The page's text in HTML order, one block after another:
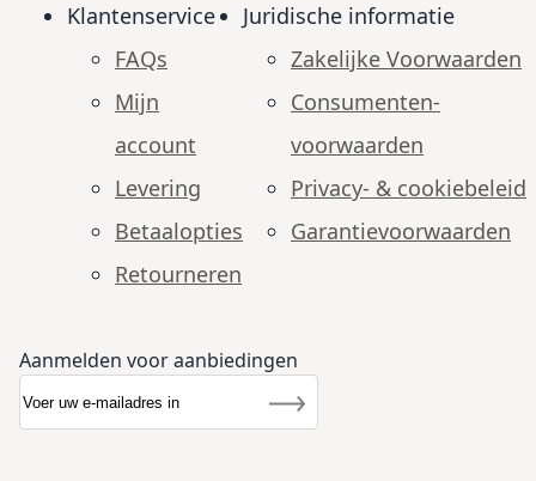
Klantenservice
FAQs
Mijn
account
Levering
Betaalopties
Retourneren
Juridische informatie
Zakelijke Voorwaarden
Consumenten­
voorwaarden
Privacy- & cookiebeleid
Garantie­voorwaarden
Aanmelden voor aanbiedingen
Nieuwsbrief
Inschrijven